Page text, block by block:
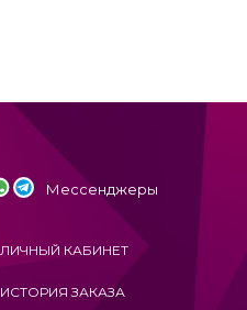
Мессенджеры
ЛИЧНЫЙ КАБИНЕТ
ИСТОРИЯ ЗАКАЗА